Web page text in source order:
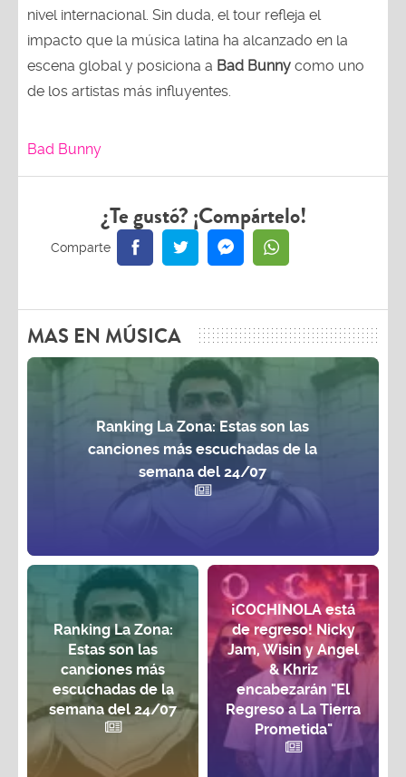
nivel internacional. Sin duda, el tour refleja el
impacto que la música latina ha alcanzado en la
escena global y posiciona a Bad Bunny como uno
de los artistas más influyentes.
Bad Bunny
¿Te gustó? ¡Compártelo!
MAS EN MÚSICA
Ranking La Zona: Estas son las
canciones más escuchadas de la
semana del 24/07
Ranking La Zona:
Estas son las
canciones más
escuchadas de la
semana del 24/07
¡COCHINOLA está
de regreso! Nicky
Jam, Wisin y Angel
& Khriz
encabezarán "El
Regreso a La Tierra
Prometida"